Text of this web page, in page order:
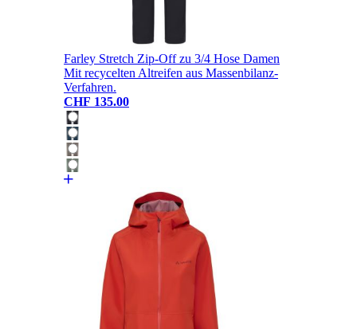
Farley Stretch Zip-Off zu 3/4 Hose Damen
Mit recycelten Altreifen aus Massenbilanz-
Verfahren.
CHF 135.00